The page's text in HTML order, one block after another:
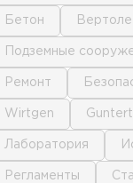
бетон
подземные
ремонт
Wirtgen
лаборатория
регламенты